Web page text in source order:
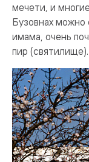
мечети, и
Бузовнах можно
имама, очень
пир (святилище).